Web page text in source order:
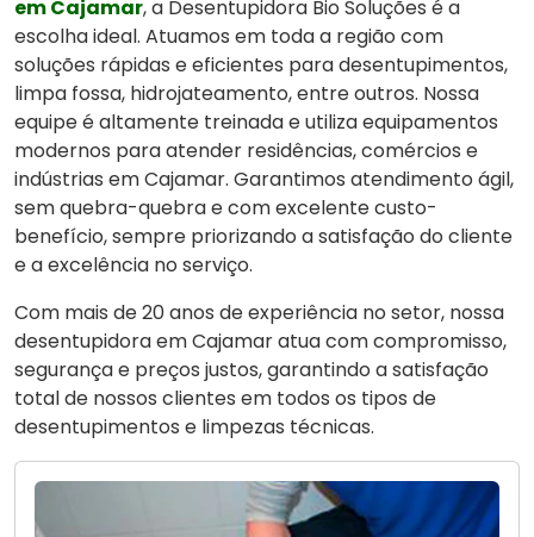
em Cajamar, a Desentupidora Bio Soluções é a
escolha ideal. Atuamos em toda a região com
soluções rápidas e eficientes para desentupimentos,
limpa fossa, hidrojateamento, entre outros. Nossa
equipe é altamente treinada e utiliza equipamentos
modernos para atender residências, comércios e
indústrias em Cajamar. Garantimos atendimento ágil,
sem quebra-quebra e com excelente custo-
benefício, sempre priorizando a satisfação do cliente
e a excelência no serviço.
Com mais de 20 anos de experiência no setor, nossa
desentupidora em Cajamar atua com compromisso,
segurança e preços justos, garantindo a satisfação
total de nossos clientes em todos os tipos de
desentupimentos e limpezas técnicas.